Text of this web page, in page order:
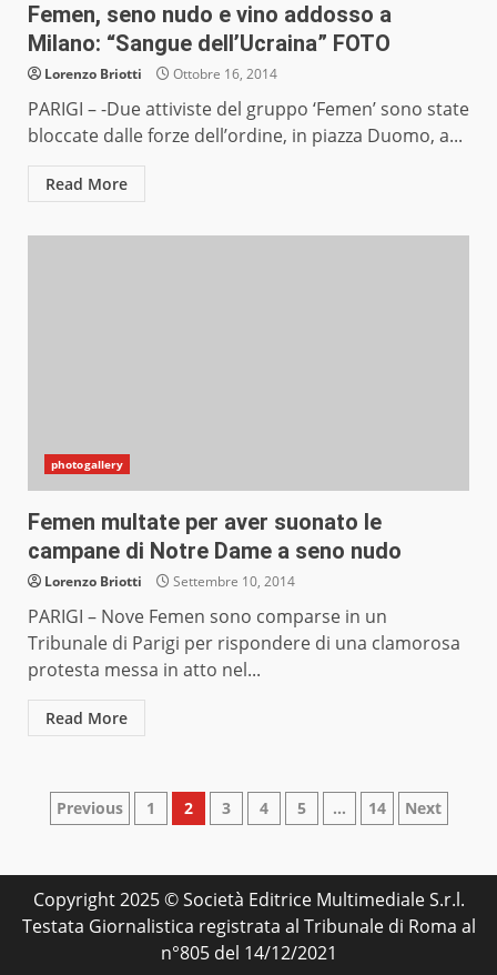
Femen, seno nudo e vino addosso a
Milano: “Sangue dell’Ucraina” FOTO
Lorenzo Briotti Ottobre 16, 2014
PARIGI – -Due attiviste del gruppo ‘Femen’ sono state
bloccate dalle forze dell’ordine, in piazza Duomo, a...
Read More
photogallery
Femen multate per aver suonato le
campane di Notre Dame a seno nudo
Lorenzo Briotti Settembre 10, 2014
PARIGI – Nove Femen sono comparse in un
Tribunale di Parigi per rispondere di una clamorosa
protesta messa in atto nel...
Read More
Paginazione
articoli
Previous 1 2 3 4 5 … 14 Next
Copyright 2025 © Società Editrice Multimediale S.r.l.
Testata Giornalistica registrata al Tribunale di Roma al
n°805 del 14/12/2021